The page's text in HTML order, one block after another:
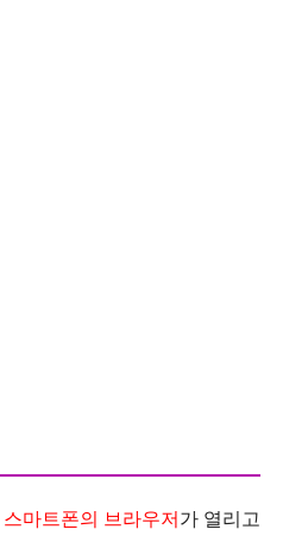
마트폰의 브라우저 가 열리고